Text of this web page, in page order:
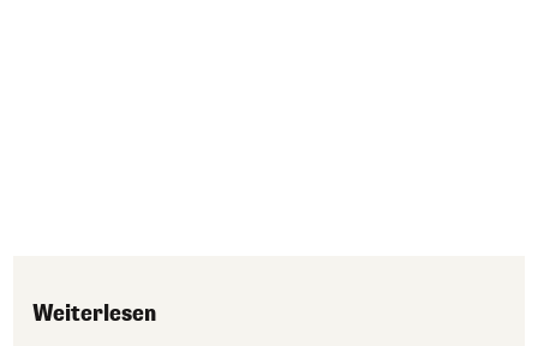
Weiterlesen